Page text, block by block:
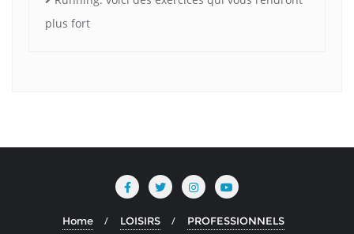
plus fort
Home LOISIRS PROFESSIONNELS